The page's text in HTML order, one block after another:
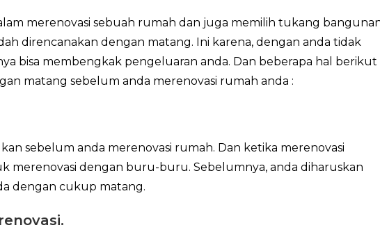
merenovasi sebuah rumah dan juga memilih tukang
direncanakan dengan matang. Ini karena, dengan anda tidak
bisa membengkak pengeluaran anda. Dan beberapa hal berikut
matang sebelum anda merenovasi rumah anda :
sebelum anda merenovasi rumah. Dan ketika merenovasi
merenovasi dengan buru-buru. Sebelumnya, anda diharuskan
dengan cukup matang.